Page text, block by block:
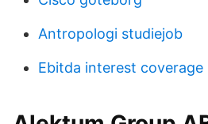
Antropologi studiejob
Ebitda interest coverage